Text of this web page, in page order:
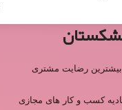
بیشترین رضایت مشتری
کسب و کار های مجازی